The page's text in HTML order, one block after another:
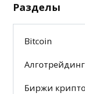
Разделы
Bitcoin
Алготрейдинг
Биржи